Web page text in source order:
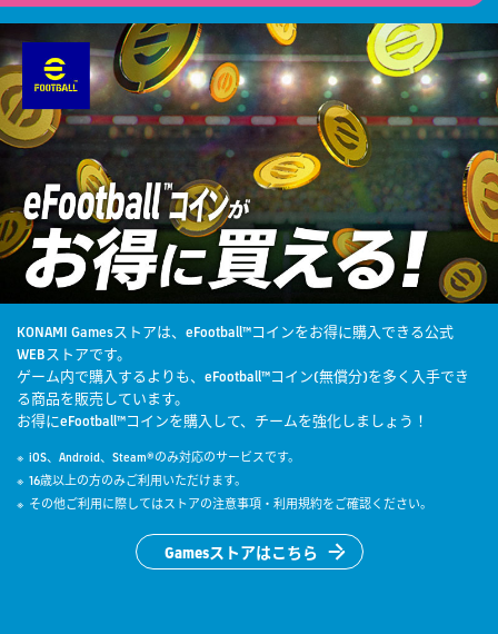
KONAMI Gamesストアは、eFootball™コインをお得に購入できる公式
WEBストアです。
ゲーム内で購入するよりも、eFootball™コイン(無償分)を多く入手でき
る商品を販売しています。
お得にeFootball™コインを購入して、チームを強化しましょう！
iOS、Android、Steam®のみ対応のサービスです。
16歳以上の方のみご利用いただけます。
その他ご利用に際してはストアの注意事項・利用規約をご確認ください。
Gamesストアはこちら